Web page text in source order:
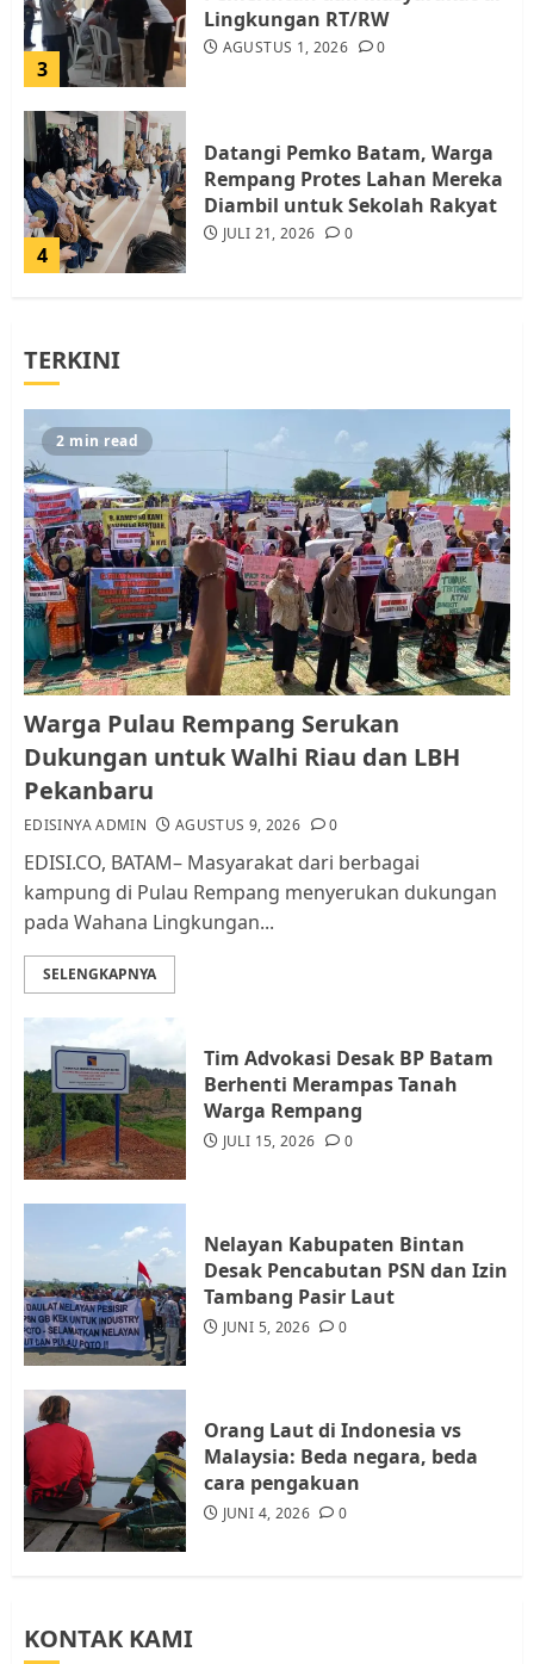
3
Lingkungan RT/RW
AGUSTUS 1, 2026 0
4
Datangi Pemko Batam, Warga
Rempang Protes Lahan Mereka
Diambil untuk Sekolah Rakyat
JULI 21, 2026 0
5
Resahkan Warga
JULI 17, 2026 0
1
Warga Pulau Rempang Serukan
Dukungan untuk Walhi Riau
dan LBH Pekanbaru
AGUSTUS 9, 2026 0
2
Pemko Batam Tegaskan RT dan
RW bukan Petugas Pendataan
dan Pemungutan Pajak
3
Kader Pajak jadi Penghubung
Pemerintah dan Masyarakat di
4
Datangi Pemko Batam, Warga
Rempang Protes Lahan Mereka
Diambil untuk Sekolah Rakyat
5
Warga Rempang Ajukan
Audiensi dengan Wali Kota
Batam, Soroti Aktivitas yang
Resahkan Warga
TERKINI
2 min read
Warga Pulau Rempang Serukan
Dukungan untuk Walhi Riau dan LBH
Pekanbaru
EDISINYA ADMIN AGUSTUS 9, 2026 0
EDISI.CO, BATAM– Masyarakat dari berbagai
kampung di Pulau Rempang menyerukan dukungan
pada Wahana Lingkungan...
SELENGKAPNYA
Tim Advokasi Desak BP Batam
Berhenti Merampas Tanah
Warga Rempang
JULI 15, 2026 0
Nelayan Kabupaten Bintan
Desak Pencabutan PSN dan Izin
Tambang Pasir Laut
JUNI 5, 2026 0
Orang Laut di Indonesia vs
Malaysia: Beda negara, beda
cara pengakuan
JUNI 4, 2026 0
KONTAK KAMI